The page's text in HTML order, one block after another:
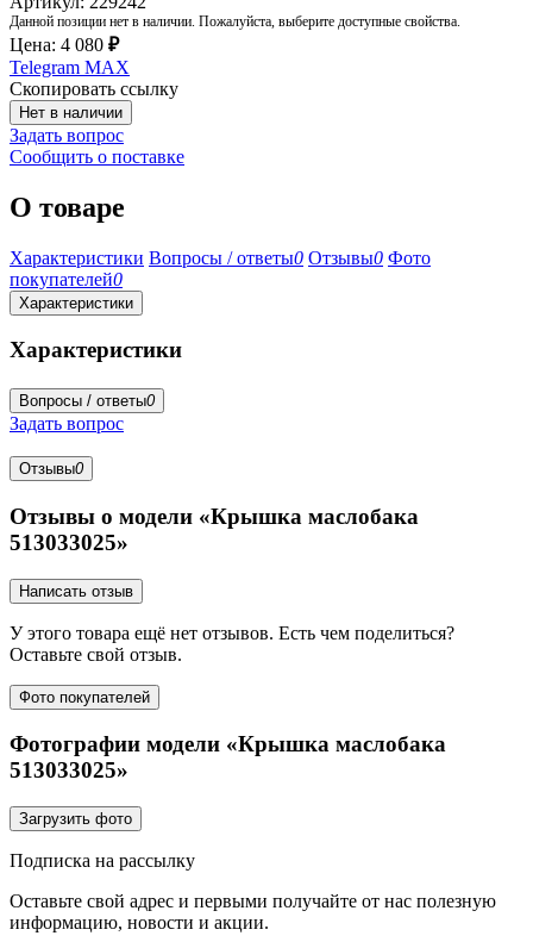
Данной позиции нет в наличии. Пожалуйста, выберите доступные свойства.
Цена: 4 080 ₽
Telegram MAX
Скопировать ссылку
Нет в наличии
Задать вопрос
Сообщить о поставке
О товаре
Характеристики Вопросы / ответы0 Отзывы0 Фото
покупателей0
Характеристики
Характеристики
Вопросы / ответы0
Задать вопрос
Отзывы0
Отзывы о модели «Крышка маслобака
513033025»
Написать отзыв
У этого товара ещё нет отзывов. Есть чем поделиться?
Оставьте свой отзыв.
Фото покупателей
Фотографии модели «Крышка маслобака
513033025»
Загрузить фото
Подписка на рассылку
Оставьте свой адрес и первыми получайте от нас полезную
информацию, новости и акции.